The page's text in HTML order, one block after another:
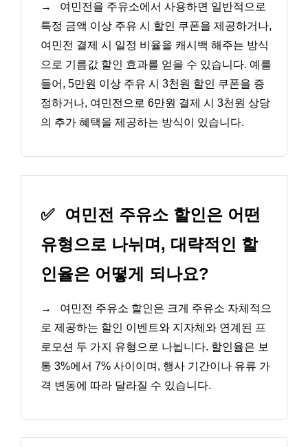
→
여민전을 주유소에서 사용하면 일반적으로
특정 금액 이상 주유 시 할인 쿠폰을 제공하거나,
여민전 결제 시 일정 비율을 캐시백 해주는 방식
으로 기름값 할인 효과를 얻을 수 있습니다. 예를
들어, 5만원 이상 주유 시 3천원 할인 쿠폰을 증
정하거나, 여민전으로 6만원 결제 시 3천원 상당
의 추가 혜택을 제공하는 방식이 있습니다.
✅
여민전 주유소 할인은 어떤
유형으로 나뉘며, 대략적인 할
인율은 어떻게 되나요?
→
여민전 주유소 할인은 크게 주유소 자체적으
로 제공하는 할인 이벤트와 지자체와 연계된 프
로모션 두 가지 유형으로 나뉩니다. 할인율은 보
통 3%에서 7% 사이이며, 행사 기간이나 유류 가
격 변동에 따라 달라질 수 있습니다.